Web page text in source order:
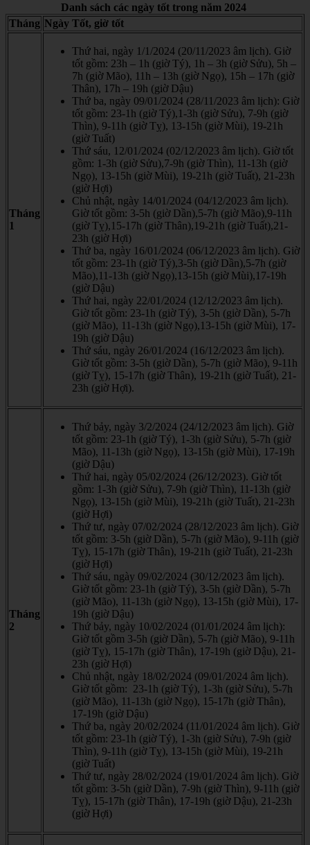
Danh sách các ngày tốt trong năm 2024
Tháng Ngày Tốt, giờ tốt
Tháng
1
Thứ hai, ngày 1/1/2024 (20/11/2023 âm lịch). Giờ
tốt gồm: 23h – 1h (giờ Tý), 1h – 3h (giờ Sửu), 5h –
7h (giờ Mão), 11h – 13h (giờ Ngọ), 15h – 17h (giờ
Thân), 17h – 19h (giờ Dậu)
Thứ ba, ngày 09/01/2024 (28/11/2023 âm lịch): Giờ
tốt gồm: 23-1h (giờ Tý),1-3h (giờ Sửu), 7-9h (giờ
Thìn), 9-11h (giờ Tỵ), 13-15h (giờ Mùi), 19-21h
(giờ Tuất)
Thứ sáu, 12/01/2024 (02/12/2023 âm lịch). Giờ tốt
gồm: 1-3h (giờ Sửu),7-9h (giờ Thìn), 11-13h (giờ
Ngọ), 13-15h (giờ Mùi), 19-21h (giờ Tuất), 21-23h
(giờ Hợi)
Chủ nhật, ngày 14/01/2024 (04/12/2023 âm lịch).
Giờ tốt gồm: 3-5h (giờ Dần),5-7h (giờ Mão),9-11h
(giờ Tỵ),15-17h (giờ Thân),19-21h (giờ Tuất),21-
23h (giờ Hợi)
Thứ ba, ngày 16/01/2024 (06/12/2023 âm lịch). Giờ
tốt gồm: 23-1h (giờ Tý),3-5h (giờ Dần),5-7h (giờ
Mão),11-13h (giờ Ngọ),13-15h (giờ Mùi),17-19h
(giờ Dậu)
Thứ hai, ngày 22/01/2024 (12/12/2023 âm lịch).
Giờ tốt gồm: 23-1h (giờ Tý), 3-5h (giờ Dần), 5-7h
(giờ Mão), 11-13h (giờ Ngọ),13-15h (giờ Mùi), 17-
19h (giờ Dậu)
Thứ sáu, ngày 26/01/2024 (16/12/2023 âm lịch).
Giờ tốt gồm: 3-5h (giờ Dần), 5-7h (giờ Mão), 9-11h
(giờ Tỵ), 15-17h (giờ Thân), 19-21h (giờ Tuất), 21-
23h (giờ Hợi).
Tháng
2
Thứ bảy, ngày 3/2/2024 (24/12/2023 âm lịch). Giờ
tốt gồm: 23-1h (giờ Tý), 1-3h (giờ Sửu), 5-7h (giờ
Mão), 11-13h (giờ Ngọ), 13-15h (giờ Mùi), 17-19h
(giờ Dậu)
Thứ hai, ngày 05/02/2024 (26/12/2023). Giờ tốt
gồm: 1-3h (giờ Sửu), 7-9h (giờ Thìn), 11-13h (giờ
Ngọ), 13-15h (giờ Mùi), 19-21h (giờ Tuất), 21-23h
(giờ Hợi)
Thứ tư, ngày 07/02/2024 (28/12/2023 âm lịch). Giờ
tốt gồm: 3-5h (giờ Dần), 5-7h (giờ Mão), 9-11h (giờ
Tỵ), 15-17h (giờ Thân), 19-21h (giờ Tuất), 21-23h
(giờ Hợi)
Thứ sáu, ngày 09/02/2024 (30/12/2023 âm lịch).
Giờ tốt gồm: 23-1h (giờ Tý), 3-5h (giờ Dần), 5-7h
(giờ Mão), 11-13h (giờ Ngọ), 13-15h (giờ Mùi), 17-
19h (giờ Dậu)
Thứ bảy, ngày 10/02/2024 (01/01/2024 âm lịch):
Giờ tốt gồm 3-5h (giờ Dần), 5-7h (giờ Mão), 9-11h
(giờ Tỵ), 15-17h (giờ Thân), 17-19h (giờ Dậu), 21-
23h (giờ Hợi)
Chủ nhật, ngày 18/02/2024 (09/01/2024 âm lịch).
Giờ tốt gồm: 23-1h (giờ Tý), 1-3h (giờ Sửu), 5-7h
(giờ Mão), 11-13h (giờ Ngọ), 15-17h (giờ Thân),
17-19h (giờ Dậu)
Thứ ba, ngày 20/02/2024 (11/01/2024 âm lịch). Giờ
tốt gồm: 23-1h (giờ Tý), 1-3h (giờ Sửu), 7-9h (giờ
Thìn), 9-11h (giờ Tỵ), 13-15h (giờ Mùi), 19-21h
(giờ Tuất)
Thứ tư, ngày 28/02/2024 (19/01/2024 âm lịch). Giờ
tốt gồm: 3-5h (giờ Dần), 7-9h (giờ Thìn), 9-11h (giờ
Tỵ), 15-17h (giờ Thân), 17-19h (giờ Dậu), 21-23h
(giờ Hợi)